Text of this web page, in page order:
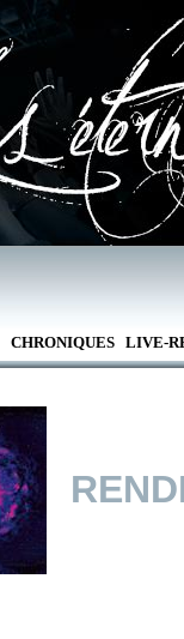
CHRONIQUES LIVE-